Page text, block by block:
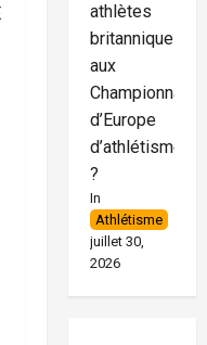
athlètes
britanniques
aux
Championnats
d’Europe
d’athlétisme
?
In
Athlétisme
juillet 30,
2026